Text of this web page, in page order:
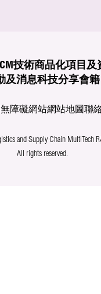
技術商品化項目及
及消息科技分享會籍
無障礙網站網站地圖聯
and Supply Chain MultiTech
All rights reserved.